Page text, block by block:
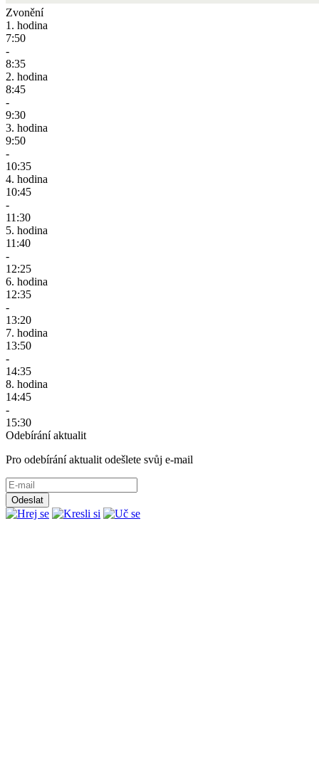
Zvonění
1. hodina
7:50
-
8:35
2. hodina
8:45
-
9:30
3. hodina
9:50
-
10:35
4. hodina
10:45
-
11:30
5. hodina
11:40
-
12:25
6. hodina
12:35
-
13:20
7. hodina
13:50
-
14:35
8. hodina
14:45
-
15:30
Odebírání aktualit
Pro odebírání aktualit odešlete svůj e-mail